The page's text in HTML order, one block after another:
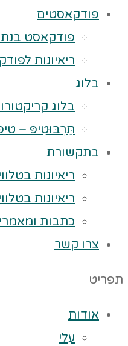
פודקאסטים
פודקאסט בנת
ריאיונות
בלוג
בלוג
תַּרְבּוּטִיפּ –
בתקשורת
ריאיונות
ריאיונות
כתבות
צרו קשר
תפריט
אודות
עלי